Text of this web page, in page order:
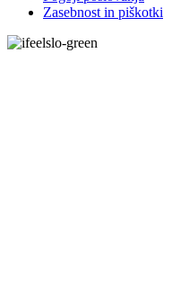
Zasebnost in piškotki